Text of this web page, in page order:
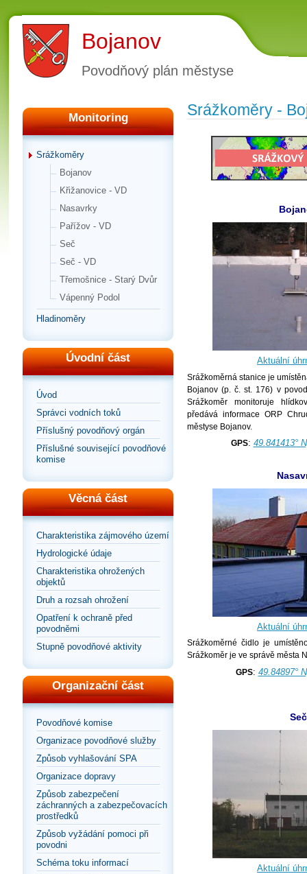
Bojanov
Povodňový plán městyse
Monitoring
Srážkoměry
Bojanov
Křižanovice - VD
Nasavrky
Pařížov - VD
Seč
Seč - VD
Třemošnice - Starý Dvůr
Vápenný Podol
Hladinoměry
Úvodní část
Úvod
Správci vodních toků
Příslušný povodňový orgán
Příslušné související povodňové
komise
Věcná část
Charakteristika zájmového území
Hydrologické údaje
Charakteristika ohrožených
objektů
Druh a rozsah ohrožení
Opatření k ochraně před
povodněmi
Stupně povodňové aktivity
Organizační část
Povodňové komise
Organizace povodňové služby
Způsob vyhlašování SPA
Organizace dopravy
Způsob zabezpečení
záchranných a zabezpečovacích
prostředků
Způsob vyžádání pomoci při
povodni
Schéma toku informací
Srážkoměry -
Aktuální
Srážkoměrná stanice je
Bojanov (p. č. st. 176) v
Srážkoměr monitoruje
předává informace ORP
městyse Bojanov.
GPS: 49.841413°
Aktuální
Srážkoměrné čidlo je
Srážkoměr je ve správě města
GPS: 49.84897°
Seč
Aktuální